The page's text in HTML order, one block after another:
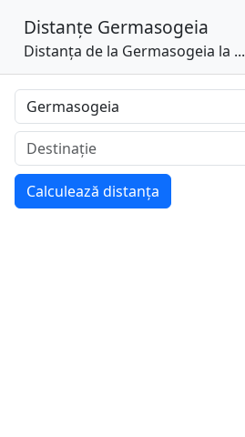
Distanțe Germasogeia
Distanța de la Germasogeia la ...
Calculează distanța